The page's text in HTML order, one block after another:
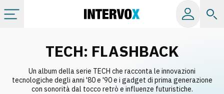
Album
TECH: FLASHBACK
Un album della serie TECH che racconta le innovazioni
tecnologiche degli anni '80 e '90 e i gadget di prima generazione
con sonorità dal tocco retrò e influenze futuristiche.